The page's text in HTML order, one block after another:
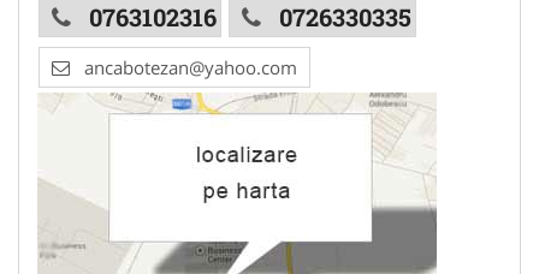
0763102316 0726330335
ancabotezan@yahoo.com